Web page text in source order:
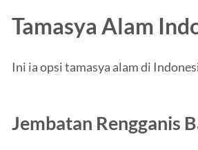
Tamasya Alam
Ini ia opsi tamasya alam di
Jembatan Rengganis